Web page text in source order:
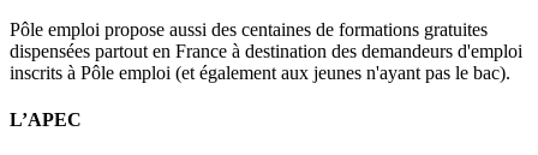
Pôle emploi propose aussi des centaines de formations gratuites
dispensées partout en France à destination des demandeurs d'emploi
inscrits à Pôle emploi (et également aux jeunes n'ayant pas le bac).
L’APEC